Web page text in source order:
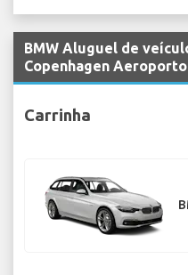
BMW Aluguel de
Copenhagen Aeroporto
Carrinha